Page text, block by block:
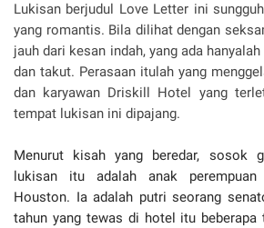
Lukisan berjudul Love Letter ini
yang romantis. Bila dilihat dengan
jauh dari kesan indah, yang ada
dan takut. Perasaan itulah yang
dan karyawan Driskill Hotel yang
tempat lukisan ini dipajang.
Menurut kisah yang beredar, sosok
lukisan itu adalah anak perempuan
Houston. Ia adalah putri seorang
tahun yang tewas di hotel itu beberapa